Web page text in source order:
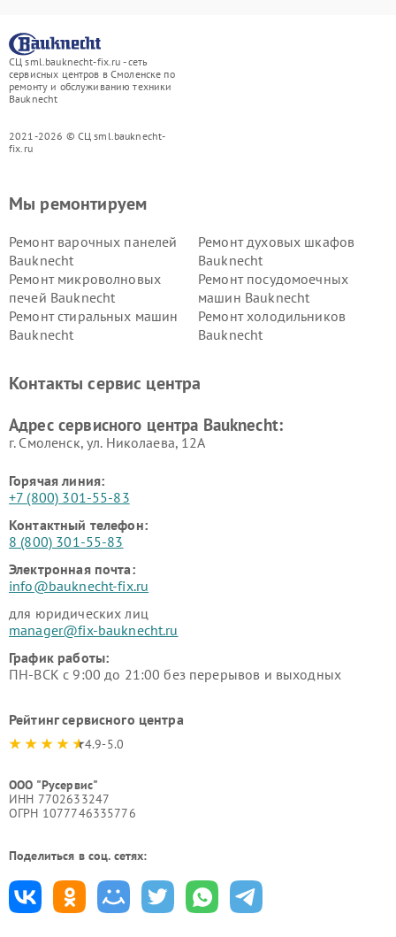
СЦ sml.bauknecht-fix.ru - сеть
сервисных центров в Смоленске по
ремонту и обслуживанию техники
Bauknecht
2021-2026 © СЦ sml.bauknecht-
fix.ru
Мы ремонтируем
Ремонт варочных панелей
Bauknecht
Ремонт духовых шкафов
Bauknecht
Ремонт микроволновых
печей Bauknecht
Ремонт посудомоечных
машин Bauknecht
Ремонт стиральных машин
Bauknecht
Ремонт холодильников
Bauknecht
Контакты сервис центра
Адрес сервисного центра Bauknecht:
г. Смоленск, ул. Николаева, 12А
Горячая линия:
+7 (800) 301-55-83
Контактный телефон:
8 (800) 301-55-83
Электронная почта:
info@bauknecht-fix.ru
для юридических лиц
manager@fix-bauknecht.ru
График работы:
ПН-ВСК с 9:00 до 21:00 без перерывов и выходных
Рейтинг сервисного центра
4.9-5.0
ООО "Русервис"
ИНН 7702633247
ОГРН 1077746335776
Поделиться в соц. сетях: